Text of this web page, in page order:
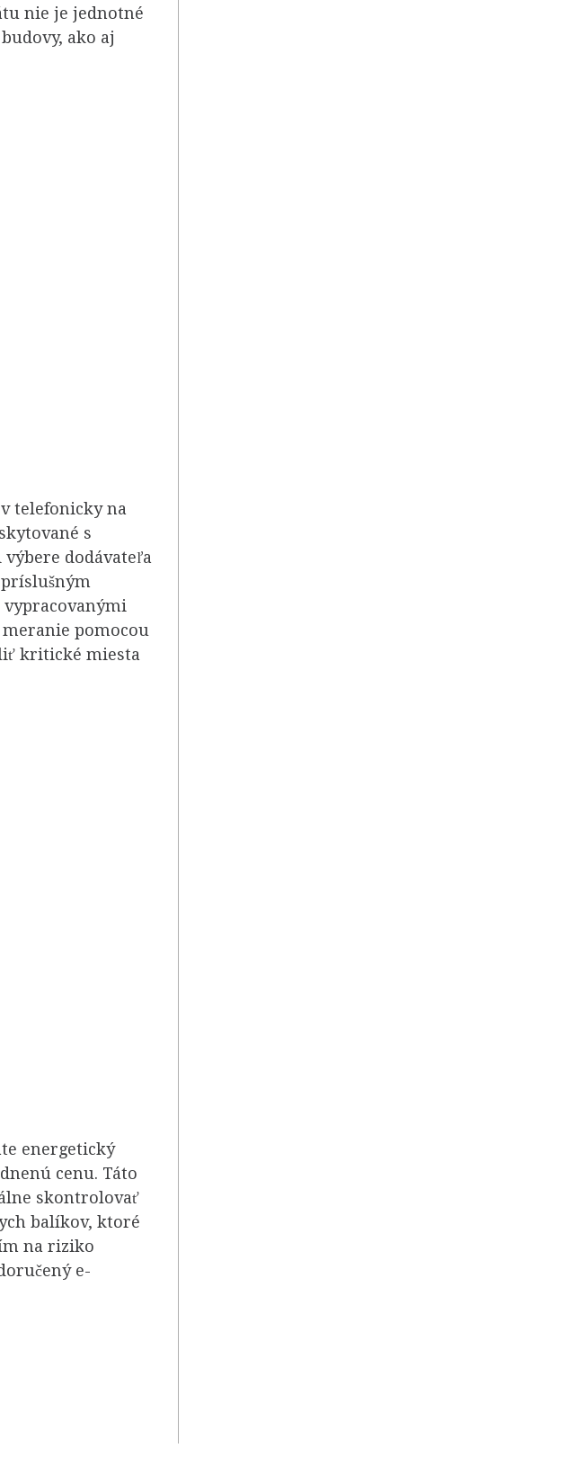
nie je jednotné
ako aj
telefonicky na
s
výbere dodávateľa
vypracovanými
pomocou
kritické miesta
energetický
cenu. Táto
skontrolovať
balíkov, ktoré
na riziko
e-